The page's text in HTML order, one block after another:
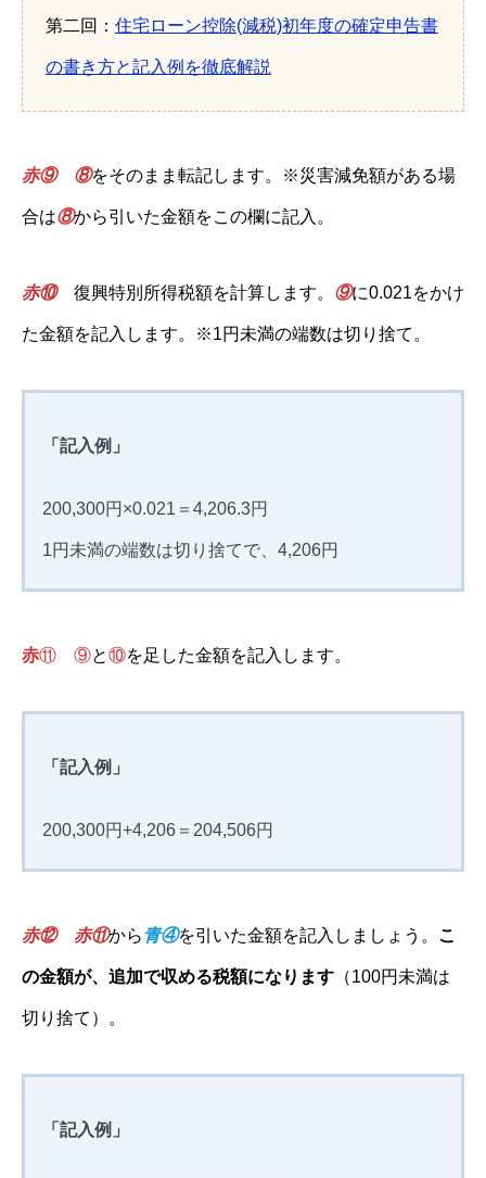
第二回： 住宅ローン控除(減税)初年度の確定申告書
の書き方と記入例を徹底解説
赤⑨ ⑧をそのまま転記します。※災害減免額がある場
合は⑧から引いた金額をこの欄に記入。
赤⑩復興特別所得税額を計算します。 ⑨に0.021をかけ
た金額を記入します。※1円未満の端数は切り捨て。
「記入例」
200,300円×0.021＝4,206.3円
1円未満の端数は切り捨てで、4,206円
赤⑪ ⑨と⑩を足した金額を記入します。
「記入例」
200,300円+4,206＝204,506円
赤⑫ 赤⑪から 青④を引いた金額を記入しましょう。 こ
の金額が、追加で収める税額になります （100円未満は
切り捨て）。
「記入例」